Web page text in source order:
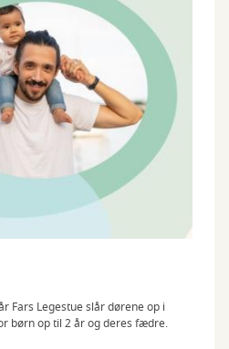
Fars Legestue slår dørene op i
børn op til 2 år og deres fædre.